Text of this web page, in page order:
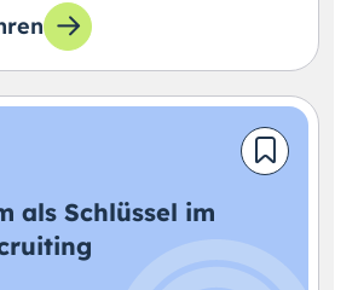
als Schlüssel im